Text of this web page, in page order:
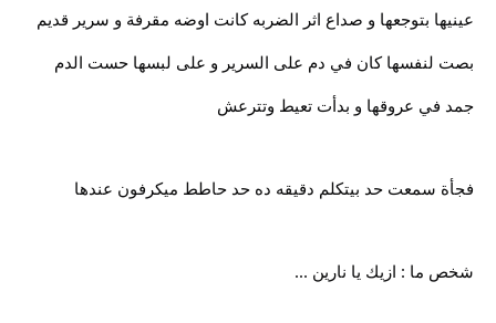
عينيها بتوجعها و صداع اثر الضربه كانت اوضه مقرفة و سرير قديم
بصت لنفسها كان في دم على السرير و على لبسها حست الدم
جمد في عروقها و بدأت تعيط وتترعش
فجأة سمعت حد بيتكلم دقيقه ده حد حاطط ميكرفون عندها
شخص ما : ازيك يا نارين ...